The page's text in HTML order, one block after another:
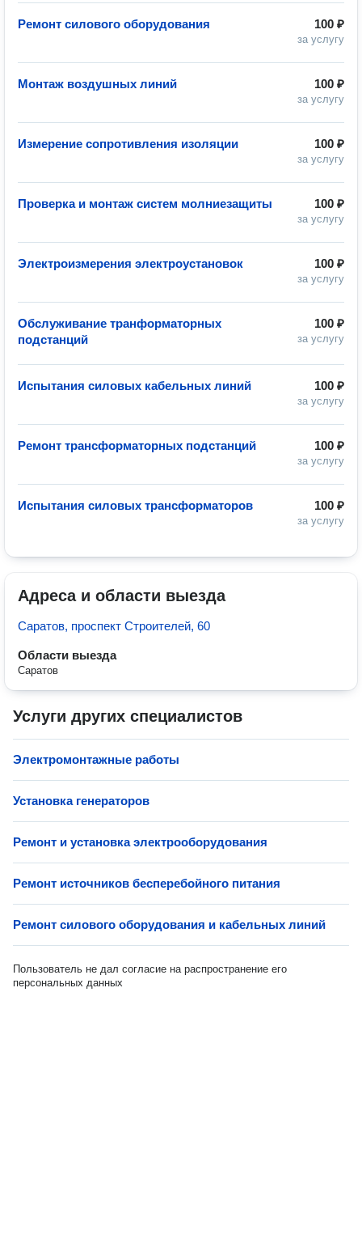
100 ₽
за услугу
Ремонт силового оборудования
100 ₽
за услугу
Монтаж воздушных линий
100 ₽
за услугу
Измерение сопротивления изоляции
100 ₽
за услугу
Проверка и монтаж систем молниезащиты
100 ₽
за услугу
Электроизмерения электроустановок
100 ₽
за услугу
Обслуживание транформаторных
подстанций
100 ₽
за услугу
Испытания силовых кабельных линий
100 ₽
за услугу
Ремонт трансформаторных подстанций
100 ₽
за услугу
Испытания силовых трансформаторов
Адреса и области выезда
Саратов, проспект Строителей, 60
Области выезда
Саратов
Услуги других специалистов
Электромонтажные работы
Установка генераторов
Ремонт и установка электрооборудования
Ремонт источников бесперебойного питания
Ремонт силового оборудования и кабельных линий
Пользователь не дал согласие на распространение его
персональных данных